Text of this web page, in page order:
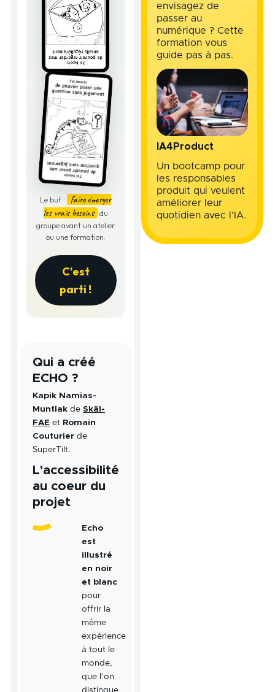
Le but :
faire émerger
les vrais besoins
du
groupe avant un atelier
ou une formation.
C'est
parti !
Qui a créé
ECHO ?
Kapik Namias-
Muntlak de Skäl-
FAE et Romain
Couturier de
SuperTilt.
L'accessibilité
au coeur du
projet
Echo
est
illustré
en noir
et blanc
pour
offrir la
même
expérience
à tout le
monde,
que l’on
distingue
envisagez de
passer au
numérique ? Cette
formation vous
guide pas à pas.
IA4Product
Un bootcamp pour
les responsables
produit qui veulent
améliorer leur
quotidien avec l’IA.